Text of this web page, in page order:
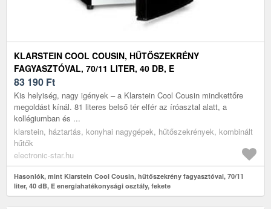
KLARSTEIN COOL COUSIN, HŰTŐSZEKRÉNY
FAGYASZTÓVAL, 70/11 LITER, 40 DB, E
ENERGIAHATÉKONYSÁGI OSZTÁLY, FEKETE
83 190 Ft
Kis helyiség, nagy igények – a Klarstein Cool Cousin mindkettőre
megoldást kínál. 81 literes belső tér elfér az íróasztal alatt, a
kollégiumban és ...
klarstein, háztartás, konyhai nagygépek, hűtőszekrények, kombinált
hűtők
electronic-star.hu
Hasonlók, mint Klarstein Cool Cousin, hűtőszekrény fagyasztóval, 70/11
liter, 40 dB, E energiahatékonysági osztály, fekete